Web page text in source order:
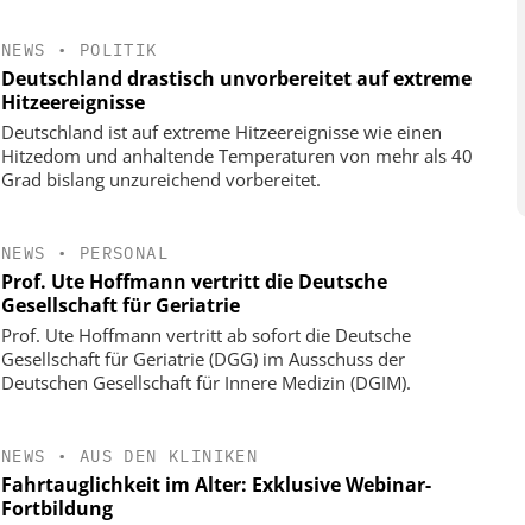
NEWS • POLITIK
Deutschland drastisch unvorbereitet auf extreme
Hitzeereignisse
Deutschland ist auf extreme Hitzeereignisse wie einen
Hitzedom und anhaltende Temperaturen von mehr als 40
Grad bislang unzureichend vorbereitet.
NEWS • PERSONAL
Prof. Ute Hoffmann vertritt die Deutsche
Gesellschaft für Geriatrie
Prof. Ute Hoffmann vertritt ab sofort die Deutsche
Gesellschaft für Geriatrie (DGG) im Ausschuss der
Deutschen Gesellschaft für Innere Medizin (DGIM).
NEWS • AUS DEN KLINIKEN
Fahrtauglichkeit im Alter: Exklusive Webinar-
Fortbildung